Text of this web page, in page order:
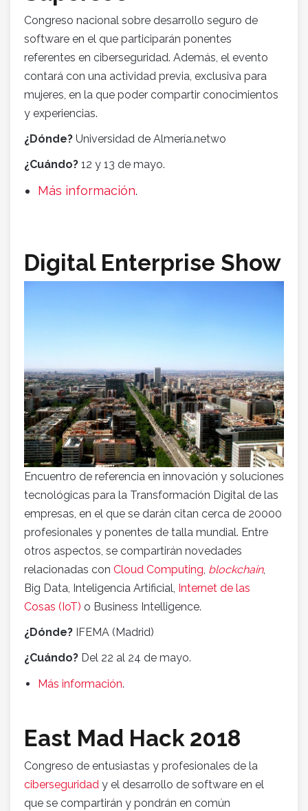
Congreso nacional sobre desarrollo seguro de
software en el que participarán ponentes
referentes en ciberseguridad. Además, el evento
contará con una actividad previa, exclusiva para
mujeres, en la que poder compartir conocimientos
y experiencias.
¿Dónde? Universidad de Almería.netwo
¿Cuándo? 12 y 13 de mayo.
Más información.
Digital Enterprise Show
Encuentro de referencia en innovación y soluciones
tecnológicas para la Transformación Digital de las
empresas, en el que se darán citan cerca de 20000
profesionales y ponentes de talla mundial. Entre
otros aspectos, se compartirán novedades
relacionadas con Cloud Computing, blockchain,
Big Data, Inteligencia Artificial, Internet de las
Cosas (IoT) o Business Intelligence.
¿Dónde? IFEMA (Madrid)
¿Cuándo? Del 22 al 24 de mayo.
Más información.
East Mad Hack 2018
Congreso de entusiastas y profesionales de la
ciberseguridad y el desarrollo de software en el
que se compartirán y pondrán en común